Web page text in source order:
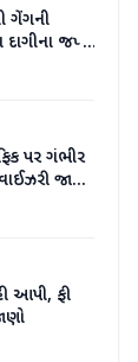
ગેંગની
દાગીના જપ્ત
પર ગંભીર
જાહેર
આપી, ફી